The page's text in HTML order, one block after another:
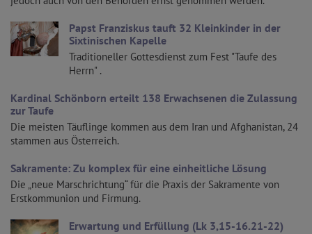
Papst Franziskus tauft 32 Kleinkinder in der
Sixtinischen Kapelle
Traditioneller Gottesdienst zum Fest "Taufe des
Herrn" .
Kardinal Schönborn erteilt 138 Erwachsenen die Zulassung
zur Taufe
Die meisten Täuflinge kommen aus dem Iran und Afghanistan, 24
stammen aus Österreich.
Sakramente: Zu komplex für eine einheitliche Lösung
Die „neue Marschrichtung“ für die Praxis der Sakramente von
Erstkommunion und Firmung.
Erwartung und Erfüllung (Lk 3,15-16.21-22)